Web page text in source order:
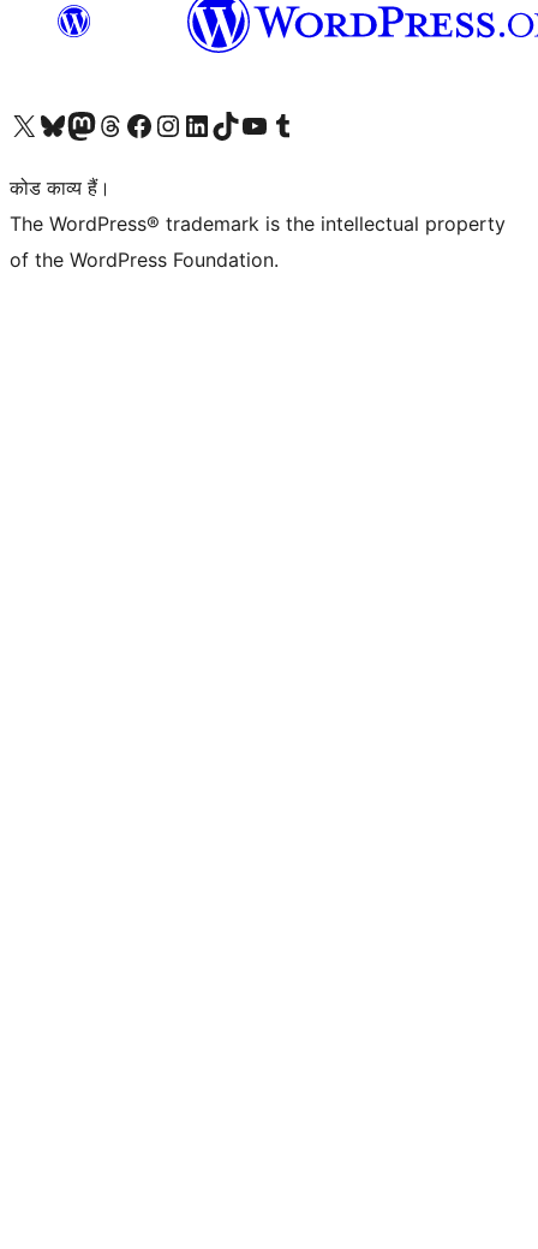
Visit our X (formerly Twitter) account
हमारे बलुस्की खाते पर जाएँVisit our Mastodon account
हमारे थ्रेड्स अकाउंट पर जाएंहमारे फेसबुक पेज पर जाएँहमारे इंस्टाग्राम अकाउंट पर जाएंहमारे लिंक्डइन खाते पर जाएँहमारे टिकटॉक खाते पर जाएँहमारे यूट्यूब चैनल पर जाएंहमारे Tumblr खाते पर जाएँ
कोड काव्य हैं।
The WordPress® trademark is the intellectual property
of the WordPress Foundation.